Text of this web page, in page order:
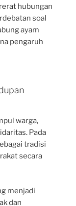
hubungan
soal
ayam
pengaruh
warga,
Pada
tradisi
secara
menjadi
dan